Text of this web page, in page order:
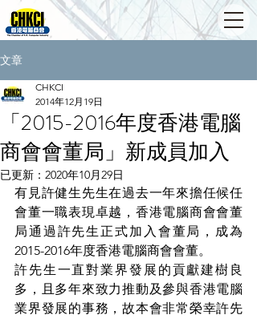
文章
「2015-2016年度香港電腦
商會會董局」新成員加入
CHKCI
2014年12月19日
已更新： 2020年10月29日
有見許健生先生在過去一年來擔任候任
會董一職表現卓越，香港電腦商會會董
局通過許先生正式加入會董局，成為
2015-2016年度香港電腦商會會董。
許先生一直對業界發展的貢獻建樹良
多，且多年來致力推動及參與香港電腦
業界發展的事務，故本會非常榮幸許先